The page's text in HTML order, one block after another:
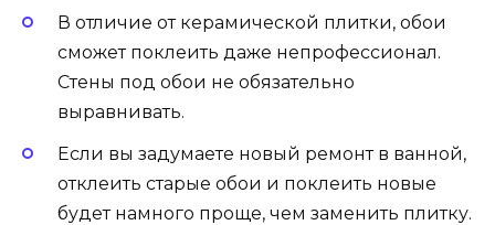
В отличие от керамической плитки, обои
сможет поклеить даже непрофессионал.
Стены под обои не обязательно
выравнивать.
Если вы задумаете новый ремонт в ванной,
отклеить старые обои и поклеить новые
будет намного проще, чем заменить плитку.